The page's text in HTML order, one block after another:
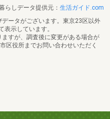
らしデータ提供元： 生活ガイド.com
ータがございます。東京23区以外
示しています。
すが、調査後に変更がある場合が
区役所までお問い合わせいただく